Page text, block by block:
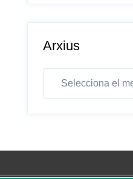
Arxius